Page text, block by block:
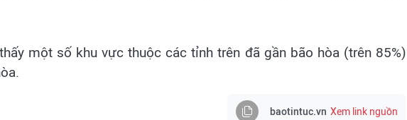
một số khu vực thuộc các tỉnh trên đã gần bão hòa (trên 85%)
baotintuc.vn Xem link nguồn